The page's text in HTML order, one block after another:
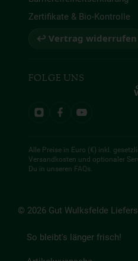
Zertifikate & Bio-Kontrolle
↩ Vertrag widerrufen
FOLGE UNS
Alle Preise in Euro (€) inkl.
Versandkosten und optionaler
Du in unseren FAQs.
© 2026 Gut Wulksfelde
So bleibt's länger frisch!